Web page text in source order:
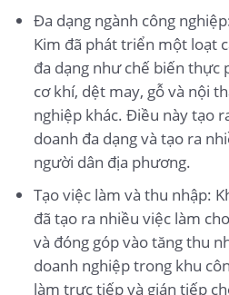
Đa dạng ngành công
Kim đã phát triển một loạt
đa dạng như chế biến thực
cơ khí, dệt may, gỗ và nội
nghiệp khác. Điều này tạo
doanh đa dạng và tạo ra
người dân địa phương.
Tạo việc làm và thu nhập:
đã tạo ra nhiều việc làm
và đóng góp vào tăng thu
doanh nghiệp trong khu
làm trực tiếp và gián tiếp